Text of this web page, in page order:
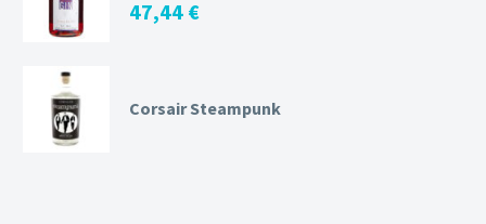
47,44 €
Corsair Steampunk